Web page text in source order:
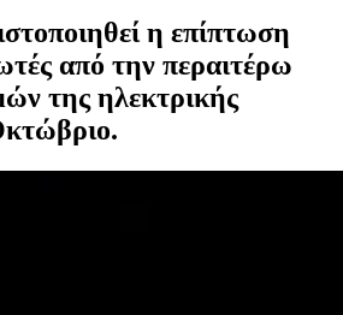
η επίπτωση
από την περαιτέρω
της ηλεκτρικής